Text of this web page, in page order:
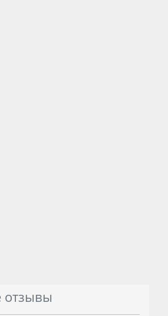
отзывы